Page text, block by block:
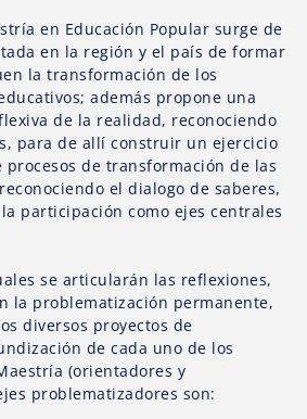
en Educación Popular surge de
en la región y el país de formar
la transformación de los
además propone una
de la realidad, reconociendo
para de allí construir un ejercicio
de transformación de las
el dialogo de saberes,
participación como ejes centrales
se articularán las reflexiones,
la problematización permanente,
diversos proyectos de
de cada uno de los
(orientadores y
problematizadores son: